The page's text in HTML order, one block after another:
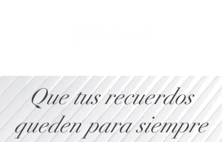
Que tus recuerdos
queden para siempre